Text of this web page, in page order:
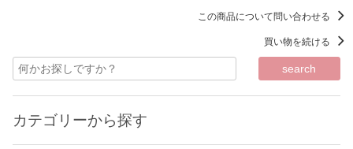
この商品について問い合わせる
買い物を続ける
カテゴリーから探す